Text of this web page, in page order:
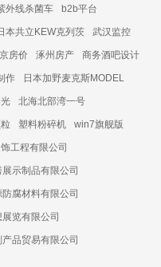
外线杀菌车 b2b平台
本共立KEW克列茨 武汉监控
房价 涿州房产 商务酒吧设计
作 日本加野麦克斯MODEL
北海北部湾一号
塑料粉碎机 win7旗舰版
工程有限公司
示制品有限公司
腐材料有限公司
览有限公司
品贸易有限公司